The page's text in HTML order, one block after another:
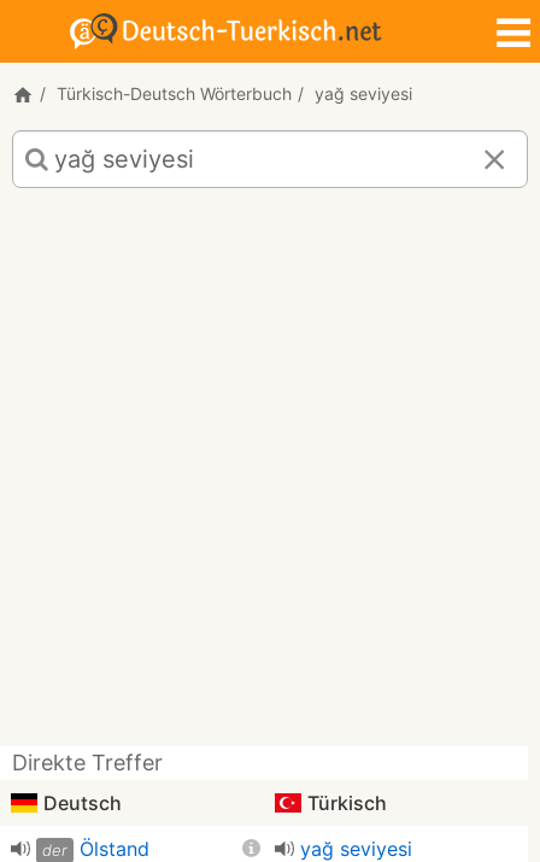
Türkisch-Deutsch Wörterbuch yağ seviyesi
Türkisch-
Deutsch
Übersetzung
Direkte Treffer
Deutsch Türkisch
der Ölstand yağ seviyesi